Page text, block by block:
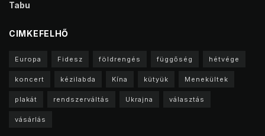
Tabu
CIMKEFELHŐ
Europa Fidesz földrengés függőség hétvége
koncert kézilabda Kína kütyük Menekültek
plakát rendszerváltás Ukrajna választás
vásárlás